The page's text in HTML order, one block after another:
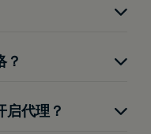
？
繁切换。
启代理？